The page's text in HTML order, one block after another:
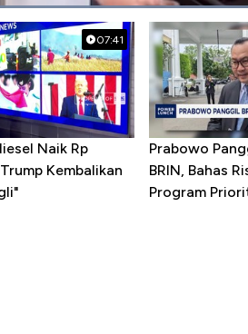
07:41
Naik Rp
Kembalikan
Prabowo
BRIN, Bahas
Program